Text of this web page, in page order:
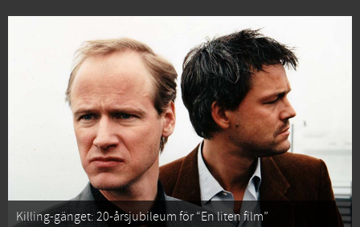
Killing-gänget: 20-årsjubileum för “En liten film”